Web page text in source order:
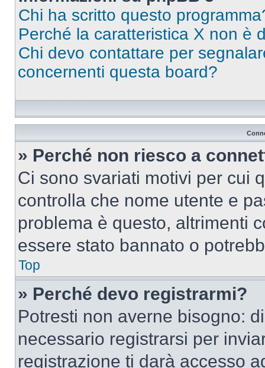
Chi ha scritto questo
Perché la caratteristica X non è
Chi devo contattare per
concernenti questa board?
» Perché non riesco a
Ci sono svariati motivi per cui
controlla che nome utente e
problema è questo, altrimenti
essere stato bannato o
Top
» Perché devo registrarmi?
Potresti non averne bisogno:
necessario registrarsi per
registrazione ti darà accesso